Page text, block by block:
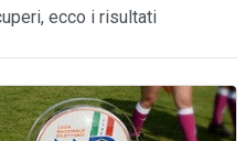
ecco i risultati